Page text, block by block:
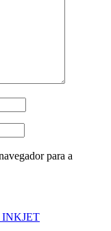
para a